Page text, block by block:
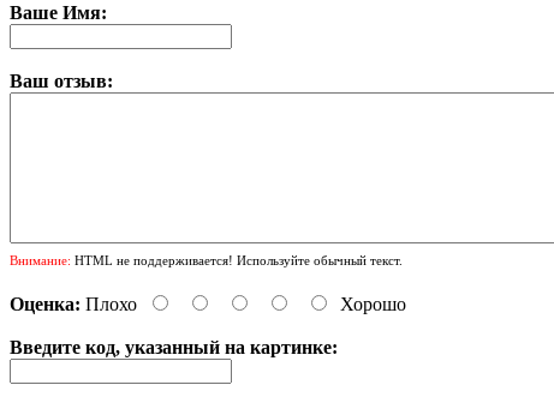
Ваше Имя:
Ваш отзыв:
Внимание: HTML не поддерживается! Используйте обычный текст.
Оценка: Плохо Хорошо
Введите код, указанный на картинке: